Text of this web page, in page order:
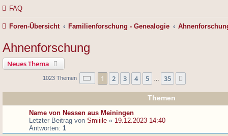
FAQ
Foren-Übersicht Familienforschung - Genealogie
Ahnenforschung
Neues Thema
1023 Themen Seite 1von 35
1 2 3 4 5 35
Themen
Name von Nessen aus Meiningen
Letzter Beitrag von Smiiile « 19.12.2023 14:40
Antworten: 1